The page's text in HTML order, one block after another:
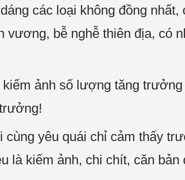
các loại không đồng
vương, bễ nghễ thiên địa, có
ảnh số lượng tăng
yêu quái chỉ cảm thấy
là kiếm ảnh, chi chít, căn bản